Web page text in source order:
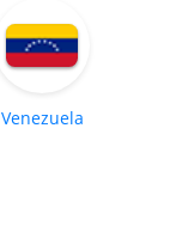
Venezuela